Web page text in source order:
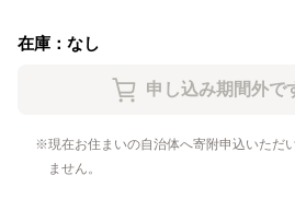
在庫：なし
現在お住まいの自治体へ寄附申込いただ
ません。